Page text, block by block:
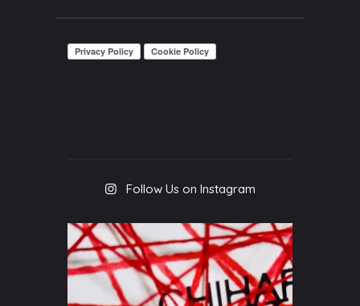
Follow Us on Instagram